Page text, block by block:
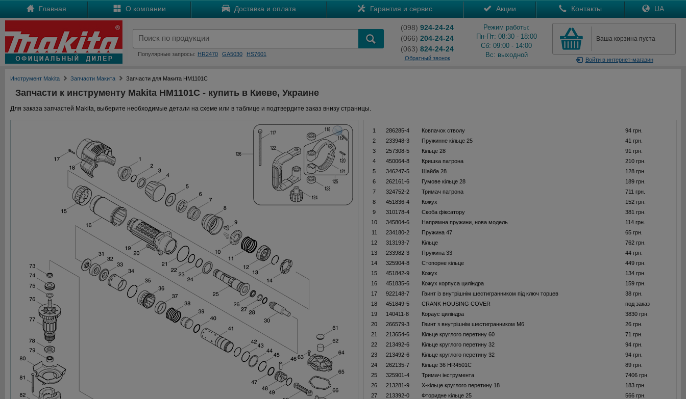
Главная О компании Доставка и оплата Гарантия и сервис Акции Контакты UA
Популярные запросы: HR2470 GA5030 HS7601
(098) 924-24-24
(066) 204-24-24
(063) 824-24-24
Обратный звонок
Режим работы:
Пн-Пт: 08:30 - 18:00
Сб: 09:00 - 14:00
Вс: выходной
Ваша корзина пуста
Войтив интернет-магазин
Инструмент Makita Запчасти Макита Запчасти для Макита HM1101C
Запчасти к инструменту Makita HM1101C - купить в Киеве, Украине
Для заказа запчастей Makita, выберите необходимые детали на схеме или в таблице и подтвердите заказ внизу страницы.
1 286285-4 Ковпачок стволу
94 грн.
2
233948-3 Пружинне кільце 25
41 грн.
3
257308-5 Кільце 28
91 грн.
4
450064-8 Кришка патрона
210 грн.
5
346247-5 Шайба 28
128 грн.
6
262161-6 Гумове кільце 28
189 грн.
7
324752-2 Тримач патрона
711 грн.
8
451836-4 Кожух
152 грн.
9
310178-4 Скоба фіксатору
381 грн.
10
345804-6 Напрямна пружини, нова модель
114 грн.
11
234180-2 Пружина 47
65 грн.
12
313193-7 Кільце
762 грн.
13
233982-3 Пружина 33
44 грн.
14
325904-8 Стопорне кільце
449 грн.
15
451842-9 Кожух
134 грн.
16
451835-6 Кожух корпуса циліндра
159 грн.
17
922148-7 Гвинт із внутрішнім шестигранником під ключ торцев
38 грн.
18
451849-5 CRANK HOUSING COVER
под заказ
19
140411-8 Кораус циліндра
3830 грн.
20
266579-3 Гвинт з внутрішнім шестигранником M6
26 грн.
21
213654-6 Кільце круглого перетину 60
71 грн.
22
213492-6 Кільце круглого перетину 32
94 грн.
23
213492-6 Кільце круглого перетину 32
94 грн.
24
262135-7 Кільце 36 HR4501C
89 грн.
25
325901-4 Тримач інструмента
7406 грн.
26
213281-9 Х-кільце круглого перетину 18
183 грн.
27
213392-0 Фторидне кільце 25
566 грн.